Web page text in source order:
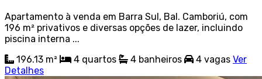
Apartamento à venda em Barra Sul, Bal. Camboriú, com
196 m² privativos e diversas opções de lazer, incluindo
piscina interna ...
196.13 m²
4 quartos 4 banheiros 4 vagas Ver
Detalhes